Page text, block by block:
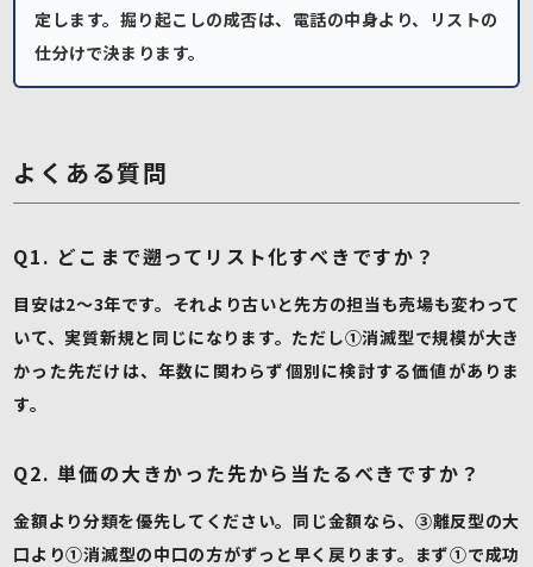
定します。掘り起こしの成否は、電話の中身より、リストの
仕分けで決まります。
よくある質問
Q1. どこまで遡ってリスト化すべきですか？
目安は2〜3年です。それより古いと先方の担当も売場も変わって
いて、実質新規と同じになります。ただし①消滅型で規模が大き
かった先だけは、年数に関わらず個別に検討する価値がありま
す。
Q2. 単価の大きかった先から当たるべきですか？
金額より分類を優先してください。同じ金額なら、③離反型の大
口より①消滅型の中口の方がずっと早く戻ります。まず①で成功